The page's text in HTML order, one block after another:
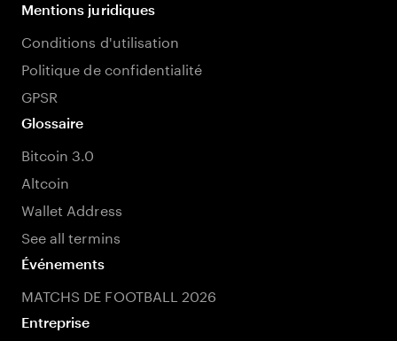
Mentions juridiques
Conditions d'utilisation
Politique de confidentialité
GPSR
Glossaire
Bitcoin 3.0
Altcoin
Wallet Address
See all termins
Événements
MATCHS DE FOOTBALL 2026
Entreprise